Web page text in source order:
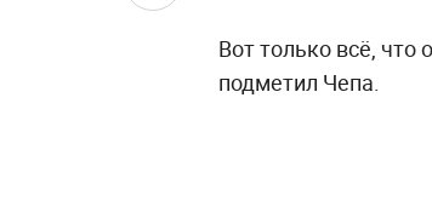
Вот только всё, что
подметил Чепа.